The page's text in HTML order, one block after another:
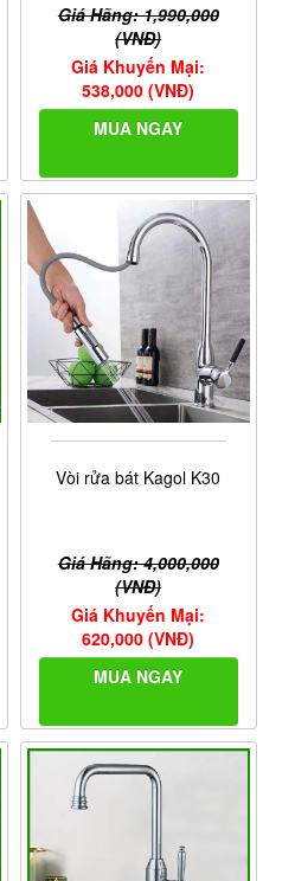
Giá Hãng: 1,990,000
(VNĐ)
Giá Khuyến Mại:
538,000 (VNĐ)
MUA NGAY
Vòi rửa bát Kagol K30
Giá Hãng: 4,000,000
(VNĐ)
Giá Khuyến Mại:
620,000 (VNĐ)
MUA NGAY